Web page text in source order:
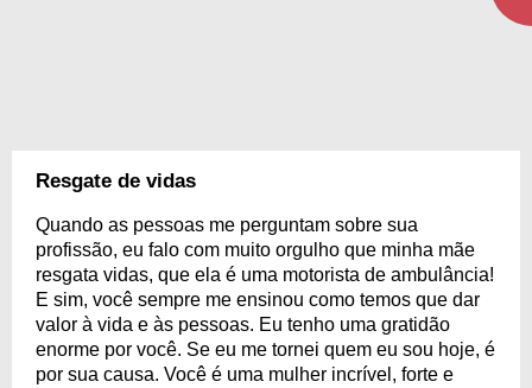
Resgate de vidas
Quando as pessoas me perguntam sobre sua
profissão, eu falo com muito orgulho que minha mãe
resgata vidas, que ela é uma motorista de ambulância!
E sim, você sempre me ensinou como temos que dar
valor à vida e às pessoas. Eu tenho uma gratidão
enorme por você. Se eu me tornei quem eu sou hoje, é
por sua causa. Você é uma mulher incrível, forte e